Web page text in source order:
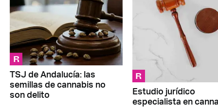
R
TSJ de Andalucía: las
semillas de cannabis no
son delito
R
Estudio jurídico
especialista en